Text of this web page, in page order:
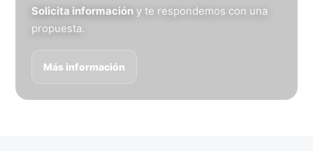
Solicita información y te respondemos con una
propuesta.
Más información